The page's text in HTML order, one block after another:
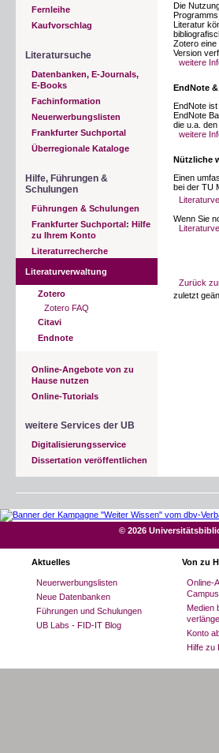
Fernleihe
Kaufvorschlag
Literatursuche
Datenbanken, E-Journals,
E-Books
Fachinformation
Neuerwerbungslisten
Frankfurter Suchportal
Überregionale Kataloge
Hilfe, Führungen &
Schulungen
Führungen & Schulungen
Frankfurter Suchportal: Hilfe
zu Ihrem Konto
Literaturrecherche
Literaturverwaltung
Zotero
Zotero FAQ
Citavi
Endnote
Online-Angebote von zu
Hause nutzen
Online-Tutorials
weitere Services der UB
Digitalisierungsservice
Dissertation veröffentlichen
Die
Literatur
Zotero eine
Version
weitere
EndNote
EndNote
EndNote
die u.a.
weitere
Nützliche
Einen
bei der TU
Wenn Sie
Zurück
zuletzt
© 2026
Aktuelles
Neuerwerbungslisten
Neue Datenbanken
Führungen und Schulungen
UB Labs - FID-IT Blog
Von zu
Online-
Medien
Konto
Hilfe zu